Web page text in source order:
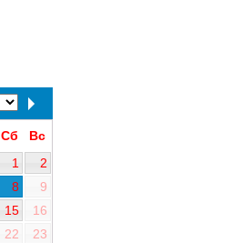
Сб
Вс
1
2
8
9
15
16
22
23